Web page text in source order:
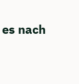
nach